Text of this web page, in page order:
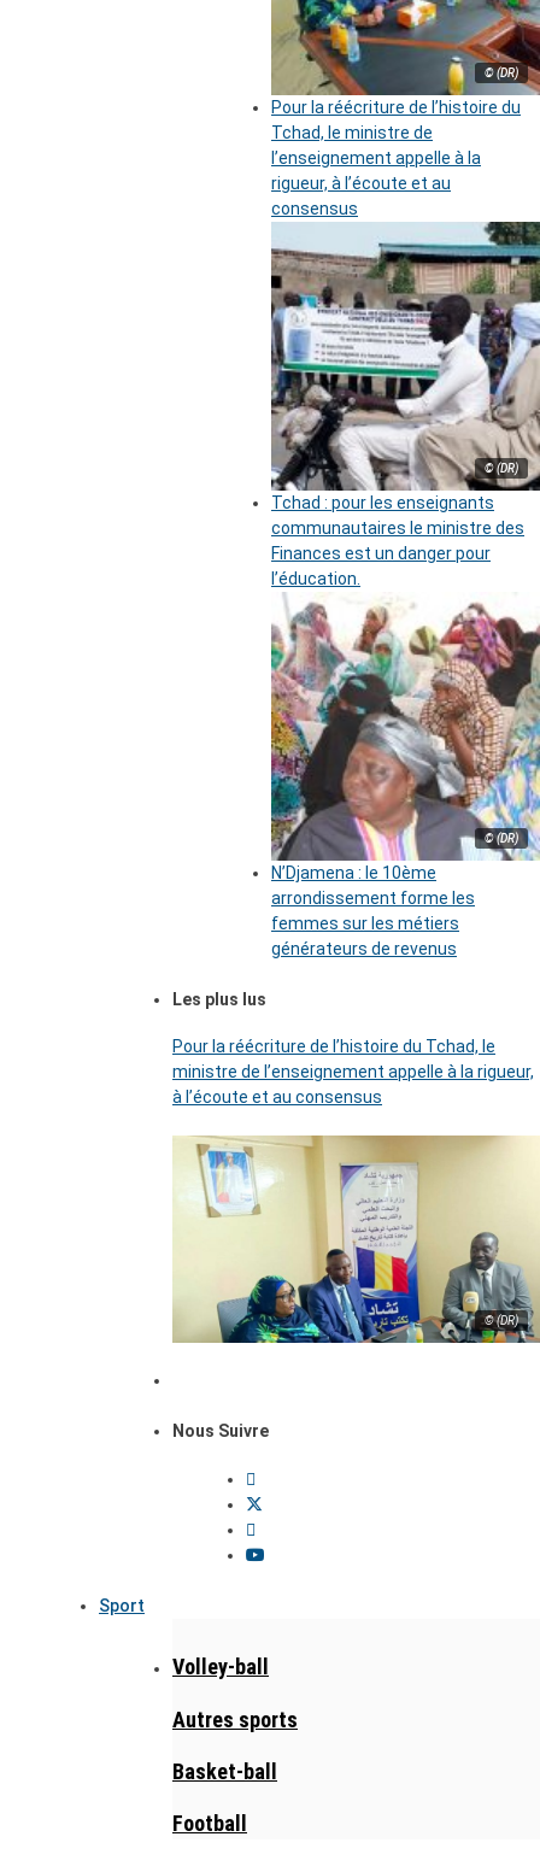
© (DR)
Pour la réécriture de l’histoire du
Tchad, le ministre de
l’enseignement appelle à la
rigueur, à l’écoute et au
consensus
© (DR)
Tchad : pour les enseignants
communautaires le ministre des
Finances est un danger pour
l’éducation.
© (DR)
N’Djamena : le 10ème
arrondissement forme les
femmes sur les métiers
générateurs de revenus
Les plus lus
Pour la réécriture de l’histoire du Tchad, le
ministre de l’enseignement appelle à la rigueur,
à l’écoute et au consensus
© (DR)
Nous Suivre
Sport
Volley-ball
Autres sports
Basket-ball
Football